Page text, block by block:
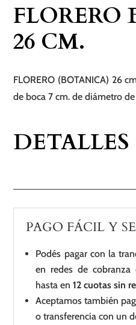
FLORERO
26 CM.
FLORERO (BOTANICA) 26
de boca 7 cm. de diámetro
DETALLES
PAGO FÁCIL Y
Podés pagar con la
en redes de
hasta en12 cuotas sin
Aceptamos también
o transferencia con un